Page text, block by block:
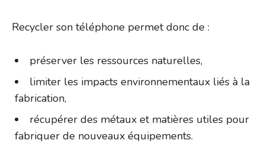
Recycler son téléphone permet donc de :
préserver les ressources naturelles,
limiter les impacts environnementaux liés à la
fabrication,
récupérer des métaux et matières utiles pour
fabriquer de nouveaux équipements.